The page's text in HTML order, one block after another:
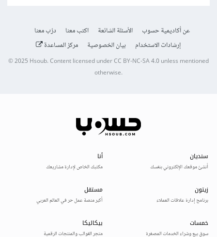
عن أكاديمية حسوب الأسئلة الشائعة اكتب معنا
درّب معنا
إرشادات الاستخدام
بيان الخصوصية مركز المساعدة
© 2025Hsoub.Content licensed underCC BY-NC-SA 4.0unless mentioned
otherwise.